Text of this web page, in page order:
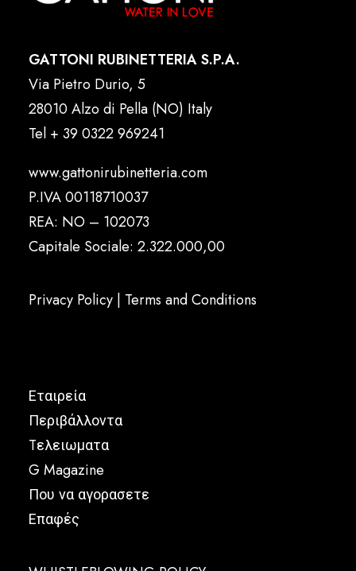
GATTONI RUBINETTERIA S.P.A.
Via Pietro Durio, 5
28010 Alzo di Pella (NO) Italy
Tel + 39 0322 969241
www.gattonirubinetteria.com
P.IVA 00118710037
REA: NO – 102073
Capitale Sociale: 2.322.000,00
Privacy Policy | Terms and Conditions
Εταιρεία
Περιβάλλοντα
Tελειωματα
G Magazine
Που να αγορασετε
Επαφές